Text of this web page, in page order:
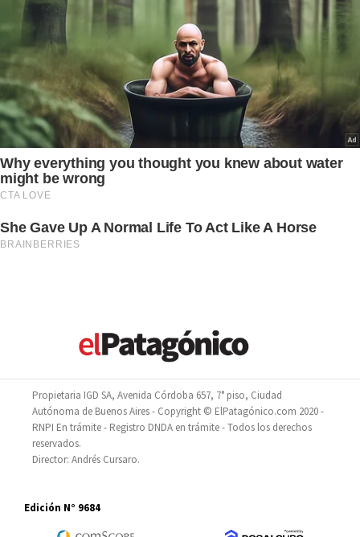
Propietaria IGD SA, Avenida Córdoba 657, 7° piso, Ciudad
Autónoma de Buenos Aires - Copyright © ElPatagónico.com 2020 -
RNPI En trámite - Registro DNDA en trámite - Todos los derechos
reservados.
Director: Andrés Cursaro.
Edición N° 9684